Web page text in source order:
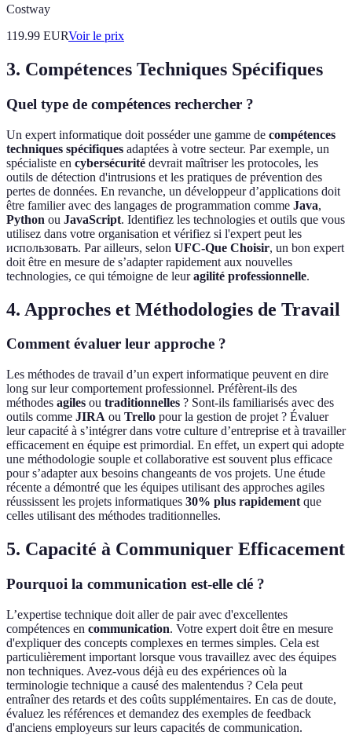
Costway
119.99 EURVoir le prix
3. Compétences Techniques Spécifiques
Quel type de compétences rechercher ?
Un expert informatique doit posséder une gamme de compétences
techniques spécifiques adaptées à votre secteur. Par exemple, un
spécialiste en cybersécurité devrait maîtriser les protocoles, les
outils de détection d'intrusions et les pratiques de prévention des
pertes de données. En revanche, un développeur d’applications doit
être familier avec des langages de programmation comme Java,
Python ou JavaScript. Identifiez les technologies et outils que vous
utilisez dans votre organisation et vérifiez si l'expert peut les
использовать. Par ailleurs, selon UFC-Que Choisir, un bon expert
doit être en mesure de s’adapter rapidement aux nouvelles
technologies, ce qui témoigne de leuragilité professionnelle.
4. Approches et Méthodologies de Travail
Comment évaluer leur approche ?
Les méthodes de travail d’un expert informatique peuvent en dire
long sur leur comportement professionnel. Préfèrent-ils des
méthodes agiles ou traditionnelles ? Sont-ils familiarisés avec des
outils comme JIRA ou Trello pour la gestion de projet ? Évaluer
leur capacité à s’intégrer dans votre culture d’entreprise et à travailler
efficacement en équipe est primordial. En effet, un expert qui adopte
une méthodologie souple et collaborative est souvent plus efficace
pour s’adapter aux besoins changeants de vos projets. Une étude
récente a démontré que les équipes utilisant des approches agiles
réussissent les projets informatiques 30% plus rapidement que
celles utilisant des méthodes traditionnelles.
5. Capacité à Communiquer Efficacement
Pourquoi la communication est-elle clé ?
L’expertise technique doit aller de pair avec d'excellentes
compétences en communication. Votre expert doit être en mesure
d'expliquer des concepts complexes en termes simples. Cela est
particulièrement important lorsque vous travaillez avec des équipes
non techniques. Avez-vous déjà eu des expériences où la
terminologie technique a causé des malentendus ? Cela peut
entraîner des retards et des coûts supplémentaires. En cas de doute,
évaluez les références et demandez des exemples de feedback
d'anciens employeurs sur leurs capacités de communication.